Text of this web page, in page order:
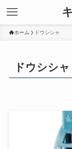
ホーム ドウシシャ
ドウシシャ